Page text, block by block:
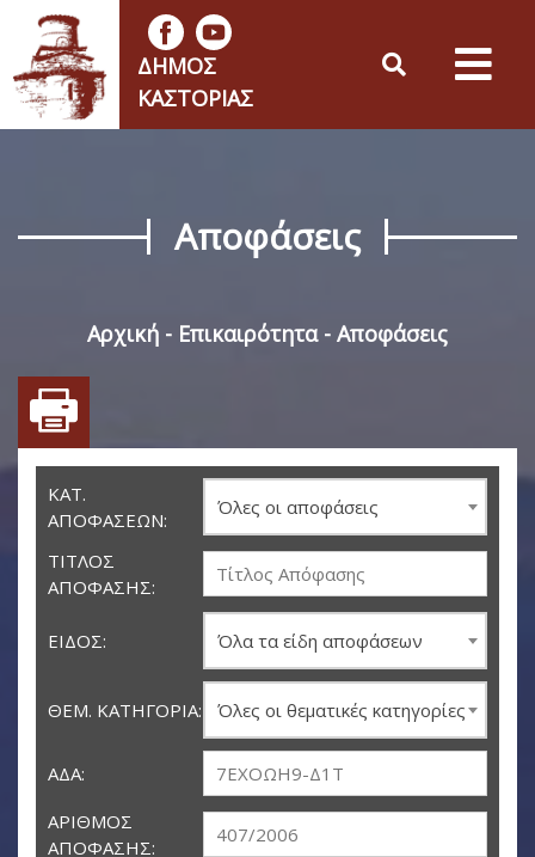
ΔΉΜΟΣ
ΚΑΣΤΟΡΙΆΣ
Αποφάσεις
Αρχική Επικαιρότητα Αποφάσεις
ΚΑΤ.
ΑΠΟΦΆΣΕΩΝ:
Όλες οι αποφάσεις
ΤΊΤΛΟΣ
ΑΠΌΦΑΣΗΣ:
ΕΊΔΟΣ: Όλα τα είδη αποφάσεων
ΘΕΜ. ΚΑΤΗΓΟΡΊΑ: Όλες οι θεματικές κατηγορίες
ΑΔΑ:
ΑΡΙΘΜΌΣ
ΑΠΌΦΑΣΗΣ: